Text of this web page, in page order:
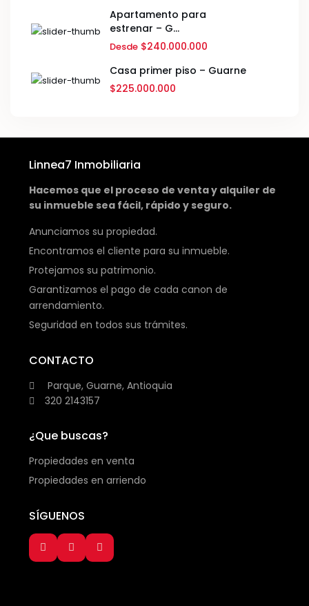
Apartamento para
estrenar – G...
Desde $240.000.000
Casa primer piso – Guarne
$225.000.000
Linnea7 Inmobiliaria
Hacemos que el proceso de venta y alquiler de
su inmueble sea fácil, rápido y seguro.
Anunciamos su propiedad.
Encontramos el cliente para su inmueble.
Protejamos su patrimonio.
Garantizamos el pago de cada canon de
arrendamiento.
Seguridad en todos sus trámites.
CONTACTO
Parque, Guarne, Antioquia
320 2143157
¿Que buscas?
Propiedades en venta
Propiedades en arriendo
SÍGUENOS